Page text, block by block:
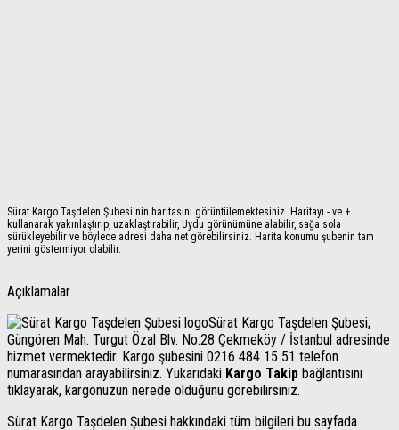
Sürat Kargo Taşdelen Şubesi'nin haritasını görüntülemektesiniz. Haritayı - ve +
kullanarak yakınlaştırıp, uzaklaştırabilir, Uydu görünümüne alabilir, sağa sola
sürükleyebilir ve böylece adresi daha net görebilirsiniz. Harita konumu şubenin tam
yerini göstermiyor olabilir.
Açıklamalar
Sürat Kargo Taşdelen Şubesi;
Güngören Mah. Turgut Özal Blv. No:28 Çekmeköy / İstanbul adresinde
hizmet vermektedir. Kargo şubesini 0216 484 15 51 telefon
numarasından arayabilirsiniz. Yukarıdaki Kargo Takip bağlantısını
tıklayarak, kargonuzun nerede olduğunu görebilirsiniz.
Sürat Kargo Taşdelen Şubesi hakkındaki tüm bilgileri bu sayfada